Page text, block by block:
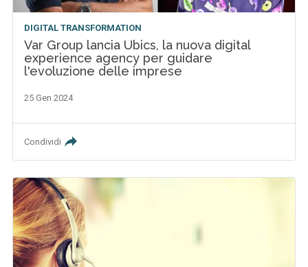
DIGITAL TRANSFORMATION
Var Group lancia Ubics, la nuova digital
experience agency per guidare
l'evoluzione delle imprese
25 Gen 2024
Condividi